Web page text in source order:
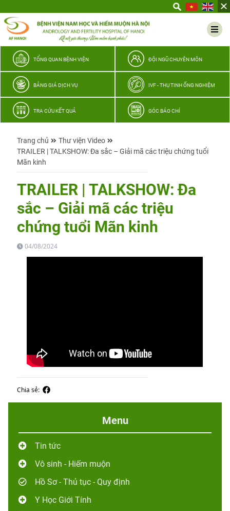
thương
TỔNG QUAN BỆNH VIỆN ĐỘI NGŨ CHUYÊN MÔN
BẢNG GIÁ DỊCH VỤ IVF - THỤ TINH ỐNG NGHIỆM
TRA CỨU KẾT QUẢ GÓC BÁO CHÍ
Trang chủ
Thư viện Video
TRAILER | TALKSHOW: Đa sắc – Giải mã các triệu chứng tuổi
Mãn kinh
TRAILER | TALKSHOW: Đa
sắc – Giải mã các triệu
chứng tuổi Mãn kinh
04/08/2024
Chia sẻ:
Menu
Tin tức
Vô sinh - Hiếm muộn
Hồ Sơ - Thủ tục - Quy định
Y Học Giới Tính